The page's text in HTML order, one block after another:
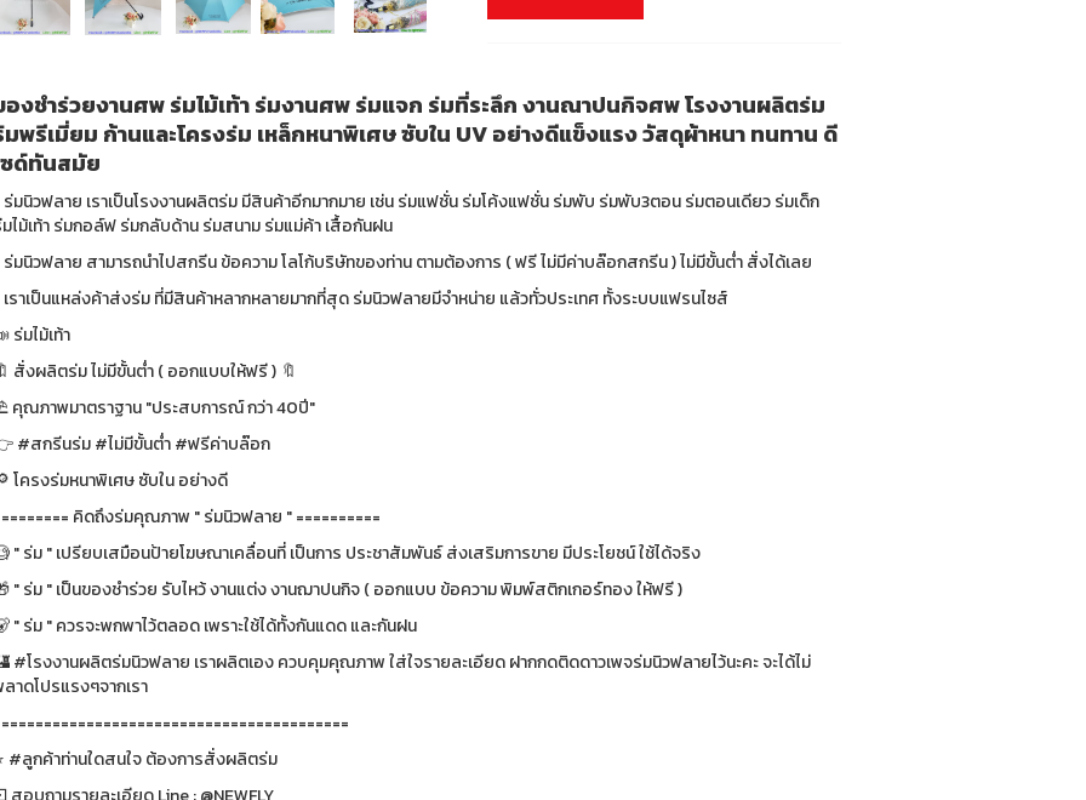
องชำร่วยงานศพ ร่มไม้เท้า ร่มงานศพ ร่มแจก ร่มที่ระลึก งานณาปนกิจศพ โรงงานผลิตร่ม
พรีเมี่ยม ก้านและโครงร่ม เหล็กหนาพิเศษ ซับใน UV อย่างดีแข็งแรง วัสดุผ้าหนา ทนทาน ดี
ซด์ทันสมัย
มนิวฟลาย เราเป็นโรงงานผลิตร่ม มีสินค้าอีกมากมาย เช่น ร่มแฟชั่น ร่มโค้งแฟชั่น ร่มพับ ร่มพับ3ตอน ร่มตอนเดียว ร่มเด็ก
ไม้เท้า ร่มกอล์ฟ ร่มกลับด้าน ร่มสนาม ร่มแม่ค้า เสื้อกันฝน
มนิวฟลาย สามารถนำไปสกรีน ข้อความ โลโก้บริษัทของท่าน ตามต้องการ ( ฟรี ไม่มีค่าบล๊อกสกรีน ) ไม่มีขั้นต่ำ สั่งได้เลย
ราเป็นแหล่งค้าส่งร่ม ที่มีสินค้าหลากหลายมากที่สุด ร่มนิวฟลายมีจำหน่าย แล้วทั่วประเทศ ทั้งระบบแฟรนไซส์
ร่มไม้เท้า
สั่งผลิตร่ม ไม่มีขั้นต่ำ ( ออกแบบให้ฟรี ) 🔖
คุณภาพมาตราฐาน "ประสบการณ์ กว่า 40ปี"
#สกรีนร่ม #ไม่มีขั้นต่ำ #ฟรีค่าบล๊อก
โครงร่มหนาพิเศษ ซับใน อย่างดี
คิดถึงร่มคุณภาพ " ร่มนิวฟลาย " ==========
" ร่ม " เปรียบเสมือนป้ายโฆษณาเคลื่อนที่ เป็นการ ประชาสัมพันธ์ ส่งเสริมการขาย มีประโยชน์ ใช้ได้จริง
" ร่ม " เป็นของชำร่วย รับไหว้ งานแต่ง งานฌาปนกิจ ( ออกแบบ ข้อความ พิมพ์สติกเกอร์ทอง ให้ฟรี )
" ร่ม " ควรจะพกพาไว้ตลอด เพราะใช้ได้ทั้งกันแดด และกันฝน
#โรงงานผลิตร่มนิวฟลาย เราผลิตเอง ควบคุมคุณภาพ ใส่ใจรายละเอียด ฝากกดติดดาวเพจร่มนิวฟลายไว้นะคะ จะได้ไม่
าดโปรแรงๆจากเรา
#ลูกค้าท่านใดสนใจ ต้องการสั่งผลิตร่ม